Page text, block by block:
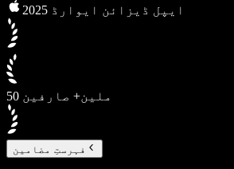
2025 ایپل ڈیزائن ایوارڈ
50 ملین+ صارفین
فہرستِ مضامین